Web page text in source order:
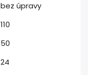
bez úpravy
110
50
24